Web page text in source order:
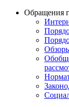
Обращения